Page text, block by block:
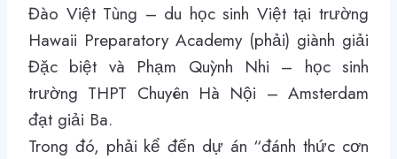
Đào Việt Tùng – du học sinh Việt tại trường
Hawaii Preparatory Academy (phải) giành giải
Đặc biệt và Phạm Quỳnh Nhi – học sinh
trường THPT Chuyên Hà Nội – Amsterdam
đạt giải Ba.
Trong đó, phải kể đến dự án “đánh thức cơn